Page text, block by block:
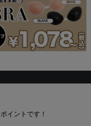
イントです！